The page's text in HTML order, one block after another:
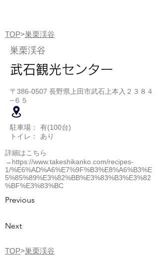
TOP>巣栗渓谷
巣栗渓谷
武石観光センター
〒386-0507 長野県上田市武石上本入２３８４
−６５
駐車場：
有(100台)
トイレ：
あり
詳細はこちら
→ https://www.takeshikanko.com/recipes-
1/%E6%AD%A6%E7%9F%B3%E8%A6%B3%E
5%85%89%E3%82%BB%E3%83%B3%E3%82
%BF%E3%83%BC
Previous
Next
TOP>巣栗渓谷